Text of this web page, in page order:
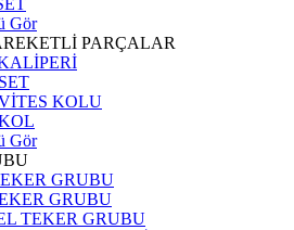
Gör
PARÇALAR
KOLU
Gör
GRUBU
GRUBU
TEKER GRUBU